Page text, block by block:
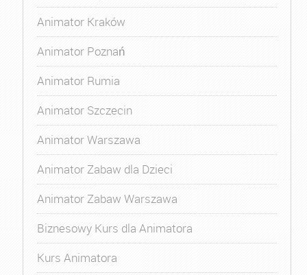
Animator Kraków
Animator Poznań
Animator Rumia
Animator Szczecin
Animator Warszawa
Animator Zabaw dla Dzieci
Animator Zabaw Warszawa
Biznesowy Kurs dla Animatora
Kurs Animatora